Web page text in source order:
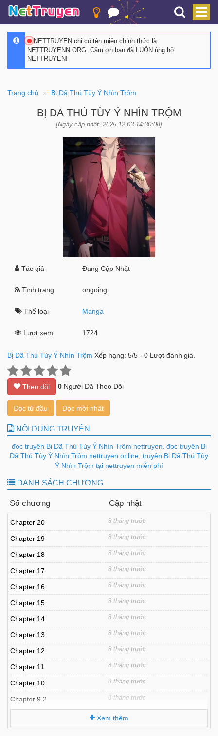
NETTRUYEN chỉ có tên miền chính thức là
NETTRUYENN.ORG. Cảm ơn bạn đã LUÔN ủng hộ
NETTRUYEN!
Trang chủ Bị Dã Thú Tùy Ý Nhìn Trộm
BỊ DÃ THÚ TÙY Ý NHÌN TRỘM
[Ngày cập nhật: 2025-12-03 14:30:08]
Tác giả Đang Cập Nhật
Tình trạng ongoing
Thể loại Manga
Lượt xem 1724
Bị Dã Thú Tùy Ý Nhìn Trộm Xếp hạng: 5/5 - 0 Lượt đánh giá.
Theo dõi 0 Người Đã Theo Dõi
Đọc từ đầu Đọc mới nhất
NỘI DUNG TRUYỆN
đọc truyện Bị Dã Thú Tùy Ý Nhìn Trộm nettruyen đọc truyện Bị
Dã Thú Tùy Ý Nhìn Trộm nettruyen online truyện Bị Dã Thú Tùy
Ý Nhìn Trộm tại nettruyen miễn phí
DANH SÁCH CHƯƠNG
Số chương Cập nhật
Chapter 20 8 tháng trước
Chapter 19 8 tháng trước
Chapter 18 8 tháng trước
Chapter 17 8 tháng trước
Chapter 16 8 tháng trước
Chapter 15 8 tháng trước
Chapter 14 8 tháng trước
Chapter 13 8 tháng trước
Chapter 12 8 tháng trước
Chapter 11 8 tháng trước
Chapter 10 8 tháng trước
Chapter 9.2 8 tháng trước
Chapter 9 8 tháng trước
Xem thêm